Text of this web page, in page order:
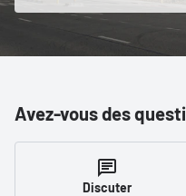
Avez-vous des
Discuter